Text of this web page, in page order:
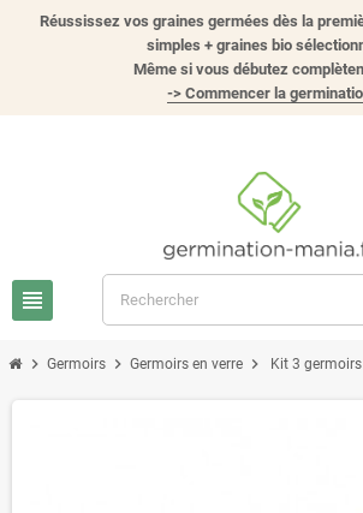
Réussissez vos graines germées dès la
simples + graines bio
Même si vous débutez
-> Commencer la
view_headline
chevron_right Germoirs chevron_right Germoirs en verre chevron_right Kit 3